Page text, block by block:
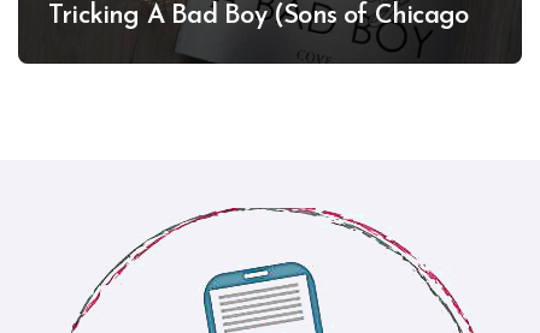
Tricking A Bad Boy (Sons of Chicago